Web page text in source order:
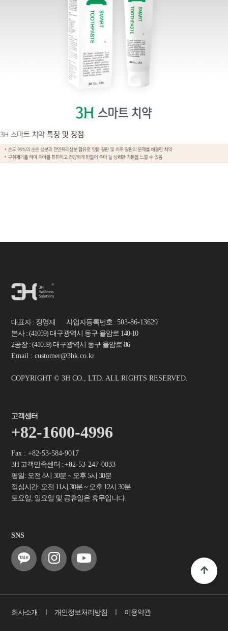
대표자 : 정영재 사업자등록번호 :503-86-13629
본사 : (41059) 대구광역시 동구 율암로 140-10
2공장 : (41059) 대구광역시 동구 율암로 86
Email : customer@3hk.co.kr
COPYRIGHT © 3H CO., LTD. ALL RIGHTS RESERVED.
고객센터
+82-1600-4996
Fax : +82-53-584-9017
3H 고객만족센터 :+82-53-247-0033
평일: 오전 8시 30분 ~ 오후 5시 30분
점심시간: 오전 11시 30분 ~ 오후 12시 30분
토요일, 일요일 및 공휴일은 휴무입니다.
SNS
회사소개 개인정보처리방침 이용약관